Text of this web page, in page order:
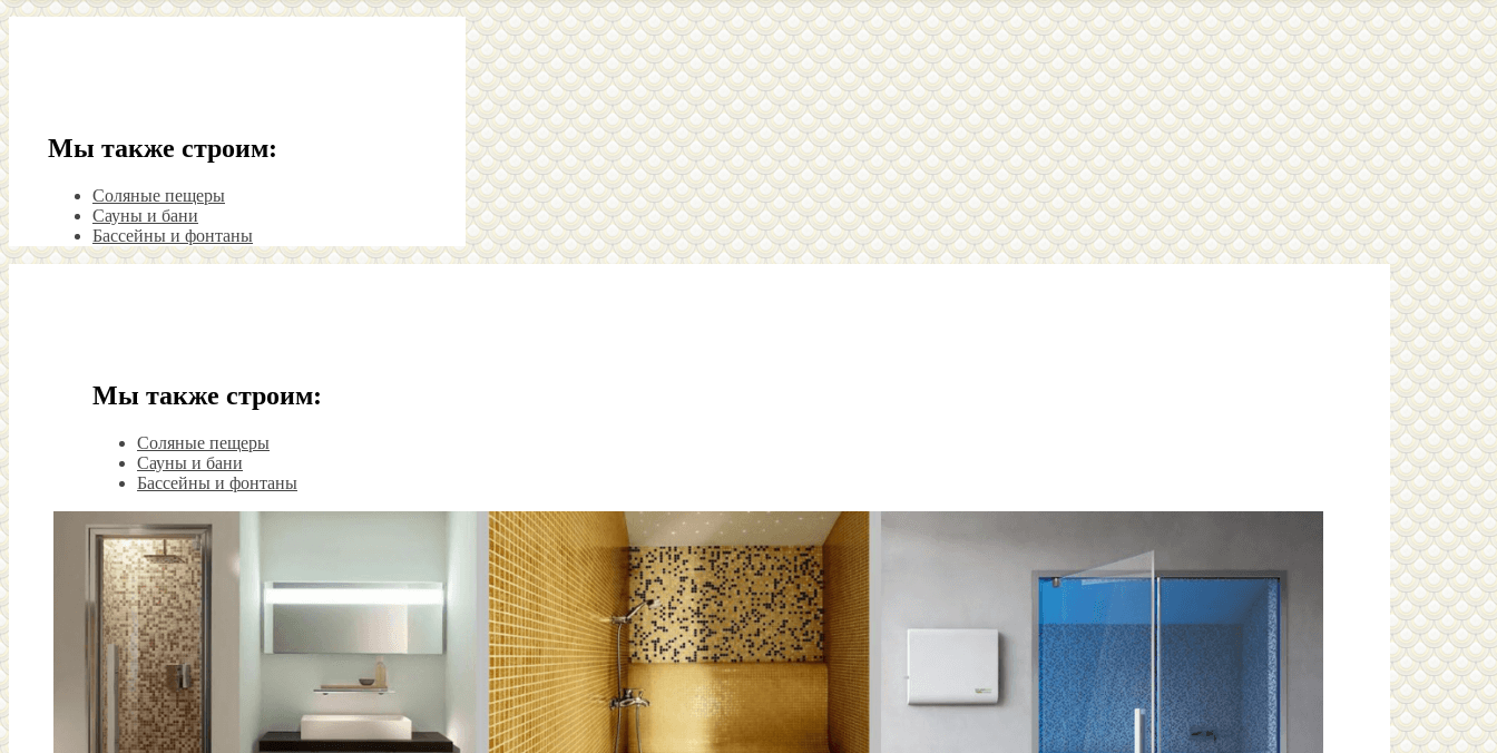
Мы также строим:
Соляные пещеры
Сауны и бани
Бассейны и фонтаны
Мы также строим:
Соляные пещеры
Сауны и бани
Бассейны и фонтаны